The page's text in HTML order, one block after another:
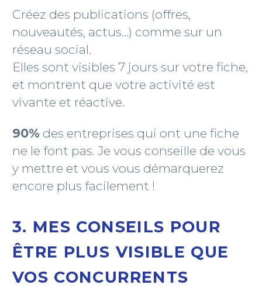
Créez des publications (offres,
nouveautés, actus…) comme sur un
réseau social.
Elles sont visibles 7 jours sur votre fiche,
et montrent que votre activité est
vivante et réactive.
90% des entreprises qui ont une fiche
ne le font pas. Je vous conseille de vous
y mettre et vous vous démarquerez
encore plus facilement !
3. MES CONSEILS POUR
ÊTRE PLUS VISIBLE QUE
VOS CONCURRENTS